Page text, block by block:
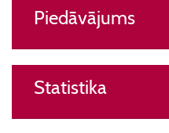
Piedāvājums
Statistika